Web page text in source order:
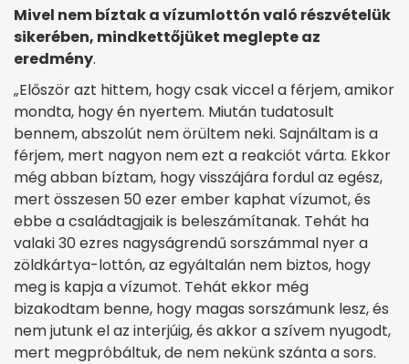
Mivel nem bíztak a vízumlottón való részvételük
sikerében, mindkettőjüket meglepte az
eredmény.
„Először azt hittem, hogy csak viccel a férjem, amikor
mondta, hogy én nyertem. Miután tudatosult
bennem, abszolút nem örültem neki. Sajnáltam is a
férjem, mert nagyon nem ezt a reakciót várta. Ekkor
még abban bíztam, hogy visszájára fordul az egész,
mert összesen 50 ezer ember kaphat vízumot, és
ebbe a családtagjaik is beleszámítanak. Tehát ha
valaki 30 ezres nagyságrendű sorszámmal nyer a
zöldkártya-lottón, az egyáltalán nem biztos, hogy
meg is kapja a vízumot. Tehát ekkor még
bizakodtam benne, hogy magas sorszámunk lesz, és
nem jutunk el az interjúig, és akkor a szívem nyugodt,
mert megpróbáltuk, de nem nekünk szánta a sors.